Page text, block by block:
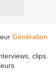
Génération
clips